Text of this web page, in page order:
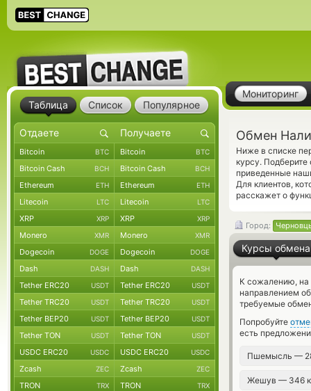
Мониторинг
Обмен
Ниже в списке
курсу.
приведенные
Для клиентов,
расскажет о
Город:
Курсы обмена
К сожалению, на
направлением
требуемые
Попробуйте
есть
Пшемысль —
Жешув — 346
Таблица Список Популярное
Bitcoin BTC Bitcoin BTC
Bitcoin Cash BCH Bitcoin Cash BCH
Ethereum ETH Ethereum ETH
Litecoin LTC Litecoin LTC
XRP XRP XRP XRP
Monero XMR Monero XMR
Dogecoin DOGE Dogecoin DOGE
Dash DASH Dash DASH
Tether ERC20 USDT Tether ERC20 USDT
Tether TRC20 USDT Tether TRC20 USDT
Tether BEP20 USDT Tether BEP20 USDT
Tether TON USDT Tether TON USDT
USDC ERC20 USDC USDC ERC20 USDC
Zcash ZEC Zcash ZEC
TRON TRX TRON TRX